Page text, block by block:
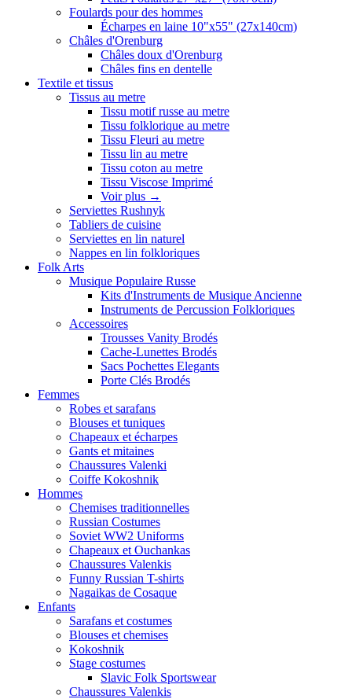
Foulards pour des hommes
Écharpes en laine 10"x55" (27x140cm)
Châles d'Orenburg
Châles doux d'Orenburg
Châles fins en dentelle
Textile et tissus
Tissus au metre
Tissu motif russe au metre
Tissu folklorique au metre
Tissu Fleuri au metre
Tissu lin au metre
Tissu coton au metre
Tissu Viscose Imprimé
Voir plus →
Serviettes Rushnyk
Tabliers de cuisine
Serviettes en lin naturel
Nappes en lin folkloriques
Folk Arts
Musique Populaire Russe
Kits d'Instruments de Musique Ancienne
Instruments de Percussion Folkloriques
Accessoires
Trousses Vanity Brodés
Cache-Lunettes Brodés
Sacs Pochettes Elegants
Porte Clés Brodés
Femmes
Robes et sarafans
Blouses et tuniques
Chapeaux et écharpes
Gants et mitaines
Chaussures Valenki
Coiffe Kokoshnik
Hommes
Chemises traditionnelles
Russian Costumes
Soviet WW2 Uniforms
Chapeaux et Ouchankas
Chaussures Valenkis
Funny Russian T-shirts
Nagaikas de Cosaque
Enfants
Sarafans et costumes
Blouses et chemises
Kokoshnik
Stage costumes
Slavic Folk Sportswear
Chaussures Valenkis